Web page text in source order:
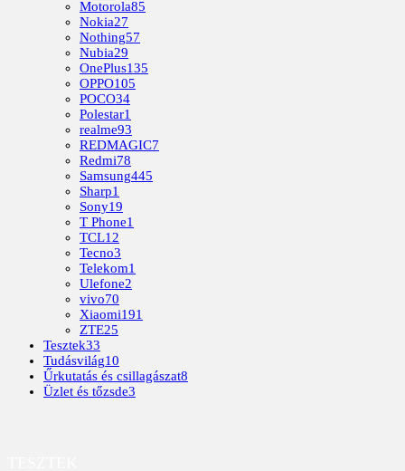
Motorola85
Nokia27
Nothing57
Nubia29
OnePlus135
OPPO105
POCO34
Polestar1
realme93
REDMAGIC7
Redmi78
Samsung445
Sharp1
Sony19
T Phone1
TCL12
Tecno3
Telekom1
Ulefone2
vivo70
Xiaomi191
ZTE25
Tesztek33
Tudásvilág10
Űrkutatás és csillagászat8
Üzlet és tőzsde3